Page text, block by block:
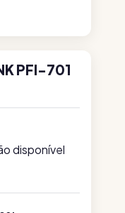
PFI-701
disponível